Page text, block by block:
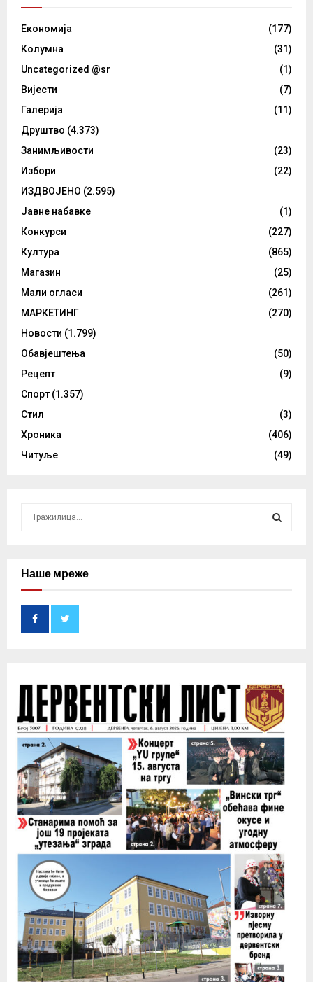
Eкономија
(177)
Kолумнa
(31)
Uncategorized @sr
(1)
Вијести
(7)
Галерија
(11)
Друштво (4.373)
Занимљивости
(23)
Избори
(22)
ИЗДВОЈЕНО (2.595)
Јавне набавке
(1)
Конкурси
(227)
Култура
(865)
Магазин
(25)
Мали огласи
(261)
МАРКЕТИНГ
(270)
Новости (1.799)
Обавјештења
(50)
Рецепт
(9)
Спорт (1.357)
Стил
(3)
Хроника
(406)
Читуље
(49)
c
H
Наше мреже